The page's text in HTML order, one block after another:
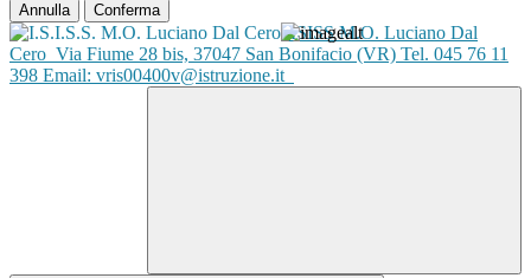
Annulla Conferma
ISISS M.O. Luciano Dal
Cero Via Fiume 28 bis, 37047 San Bonifacio (VR) Tel. 045 76 11
398 Email: vris00400v@istruzione.it